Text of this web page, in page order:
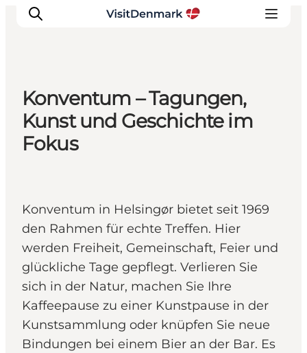
Inspiration
Regionen
Erlebnisse
Konventum – Tagungen,
Kunst und Geschichte im
Fokus
Konventum in Helsingør bietet seit 1969
den Rahmen für echte Treffen. Hier
werden Freiheit, Gemeinschaft, Feier und
glückliche Tage gepflegt. Verlieren Sie
sich in der Natur, machen Sie Ihre
Kaffeepause zu einer Kunstpause in der
Kunstsammlung oder knüpfen Sie neue
Bindungen bei einem Bier an der Bar. Es